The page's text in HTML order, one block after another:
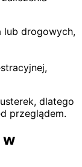
lub drogowych,
dlatego
przeglądem.
w